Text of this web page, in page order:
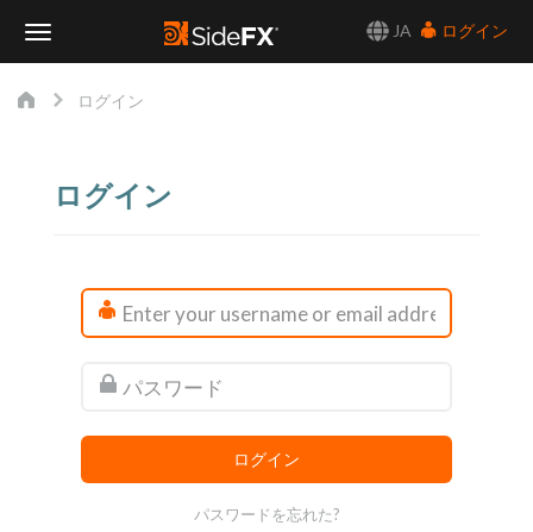
JA
ログイン
ログイン
ログイン
パスワードを忘れた?